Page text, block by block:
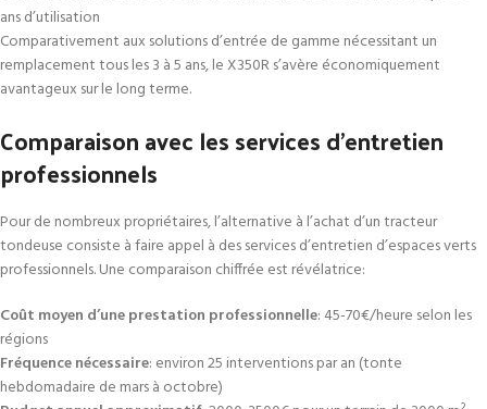
ans d’utilisation
Comparativement aux solutions d’entrée de gamme nécessitant un
remplacement tous les 3 à 5 ans, le X350R s’avère économiquement
avantageux sur le long terme.
Comparaison avec les services d’entretien
professionnels
Pour de nombreux propriétaires, l’alternative à l’achat d’un tracteur
tondeuse consiste à faire appel à des services d’entretien d’espaces verts
professionnels. Une comparaison chiffrée est révélatrice:
Coût moyen d’une prestation professionnelle: 45-70€/heure selon les
régions
Fréquence nécessaire: environ 25 interventions par an (tonte
hebdomadaire de mars à octobre)